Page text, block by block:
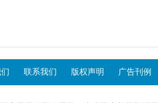
联系我们 版权声明 广告刊例